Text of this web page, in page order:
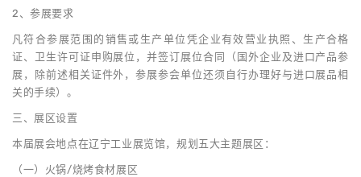
2、参展要求
凡符合参展范围的销售或生产单位凭企业有效营业执照、生产合格
证、卫生许可证申购展位，并签订展位合同（国外企业及进口产品参
展，除前述相关证件外，参展参会单位还须自行办理好与进口展品相
关的手续）。
三、展区设置
本届展会地点在辽宁工业展览馆，规划五大主题展区：
（一）火锅/烧烤食材展区